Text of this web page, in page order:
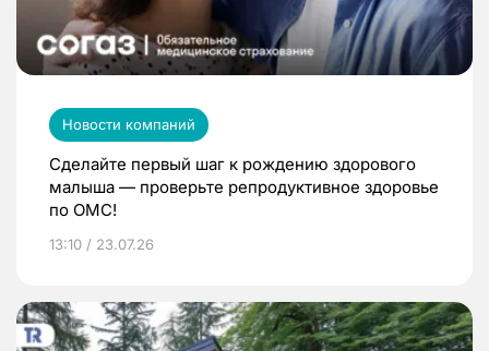
Новости компаний
Сделайте первый шаг к рождению здорового
малыша — проверьте репродуктивное здоровье
по ОМС!
13:10 / 23.07.26